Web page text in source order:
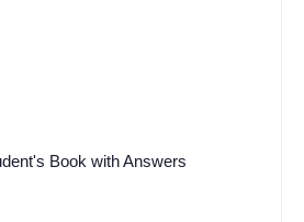
Book with Answers